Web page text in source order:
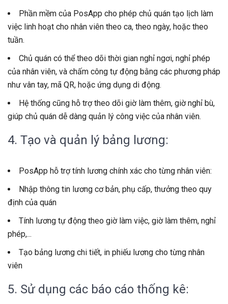
Phần mềm của PosApp cho phép chủ quán tạo lịch làm
việc linh hoạt cho nhân viên theo ca, theo ngày, hoặc theo
tuần.
Chủ quán có thể theo dõi thời gian nghỉ ngơi, nghỉ phép
của nhân viên, và chấm công tự động bằng các phương pháp
như vân tay, mã QR, hoặc ứng dụng di động.
Hệ thống cũng hỗ trợ theo dõi giờ làm thêm, giờ nghỉ bù,
giúp chủ quán dễ dàng quản lý công việc của nhân viên.
4. Tạo và quản lý bảng lương:
PosApp hỗ trợ tính lương chính xác cho từng nhân viên:
Nhập thông tin lương cơ bản, phụ cấp, thưởng theo quy
định của quán
Tính lương tự động theo giờ làm việc, giờ làm thêm, nghỉ
phép,...
Tạo bảng lương chi tiết, in phiếu lương cho từng nhân
viên
5. Sử dụng các báo cáo thống kê: